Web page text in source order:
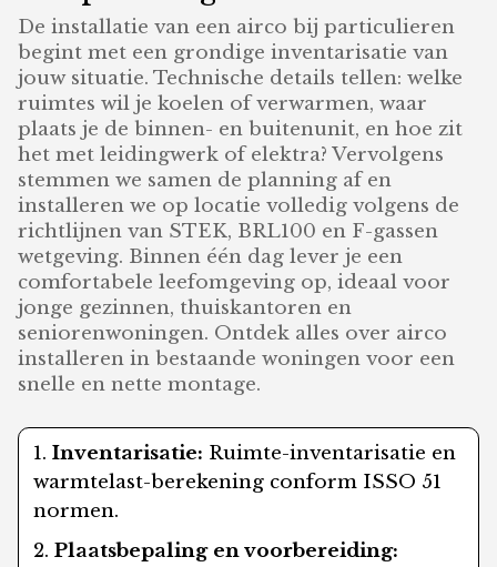
De installatie van een airco bij particulieren
begint met een grondige inventarisatie van
jouw situatie. Technische details tellen: welke
ruimtes wil je koelen of verwarmen, waar
plaats je de binnen- en buitenunit, en hoe zit
het met leidingwerk of elektra? Vervolgens
stemmen we samen de planning af en
installeren we op locatie volledig volgens de
richtlijnen van STEK, BRL100 en F-gassen
wetgeving. Binnen één dag lever je een
comfortabele leefomgeving op, ideaal voor
jonge gezinnen, thuiskantoren en
seniorenwoningen. Ontdek alles over airco
installeren in bestaande woningen voor een
snelle en nette montage.
Inventarisatie: Ruimte-inventarisatie en
warmtelast-berekening conform ISSO 51
normen.
Plaatsbepaling en voorbereiding: